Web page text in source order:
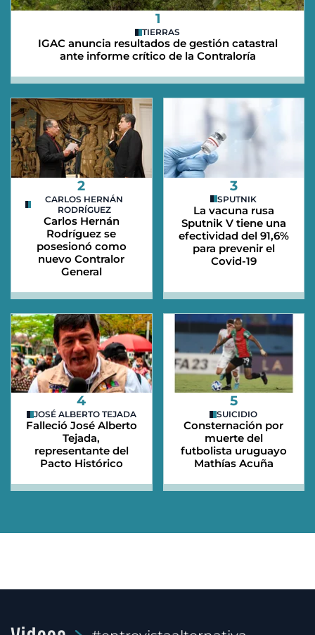
1
TIERRAS
IGAC anuncia resultados de gestión catastral
ante informe crítico de la Contraloría
2
CARLOS HERNÁN
RODRÍGUEZ
Carlos Hernán
Rodríguez se
posesionó como
nuevo Contralor
General
3
SPUTNIK
La vacuna rusa
Sputnik V tiene una
efectividad del 91,6%
para prevenir el
Covid-19
4
JOSÉ ALBERTO TEJADA
Falleció José Alberto
Tejada,
representante del
Pacto Histórico
5
SUICIDIO
Consternación por
muerte del
futbolista uruguayo
Mathías Acuña